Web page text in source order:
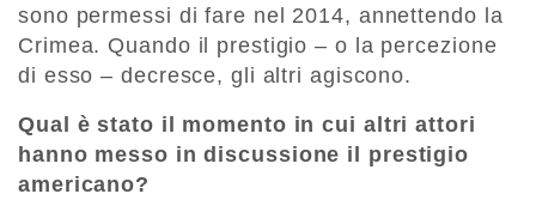
sono permessi di fare nel 2014, annettendo la
Crimea. Quando il prestigio – o la percezione
di esso – decresce, gli altri agiscono.
Qual è stato il momento in cui altri attori
hanno messo in discussione il prestigio
americano?